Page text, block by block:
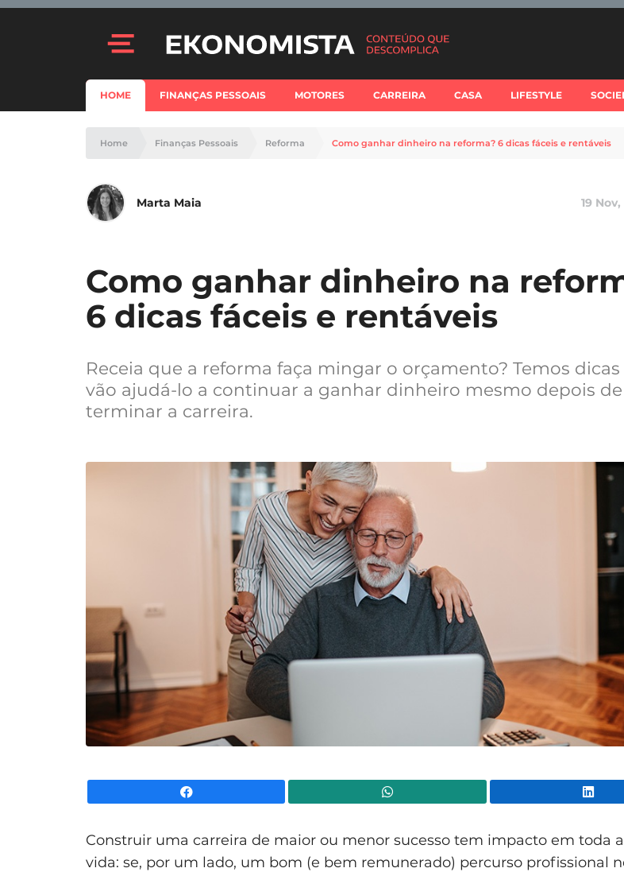
HOME FINANÇAS PESSOAIS MOTORES CARREIRA CASA LIFESTYLE
Home Finanças Pessoais Reforma Como ganhar dinheiro na reforma? 6 dicas fáceis e rentáveis
Marta Maia 19
Como ganhar dinheiro na
6 dicas fáceis e rentáveis
Receia que a reforma faça mingar o orçamento? Temos
vão ajudá-lo a continuar a ganhar dinheiro mesmo depois de
terminar a carreira.
Construir uma carreira de maior ou menor sucesso tem impacto em toda a
vida: se, por um lado, um bom (e bem remunerado) percurso profissional